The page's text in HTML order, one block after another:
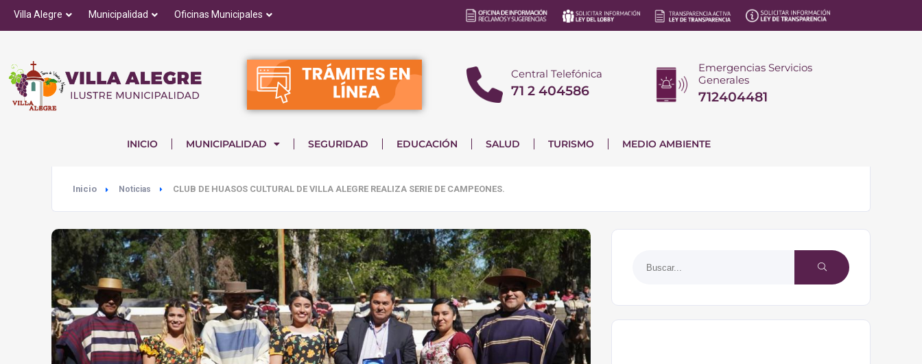
Villa Alegre Municipalidad Oficinas Municipales
Central Telefónica
71 2 404586
Emergencias Servicios
Generales
712404481
INICIO MUNICIPALIDAD SEGURIDAD EDUCACIÓN SALUD TURISMO MEDIO AMBIENTE
Inicio Noticias CLUB DE HUASOS CULTURAL DE VILLA ALEGRE REALIZA SERIE DE CAMPEONES.